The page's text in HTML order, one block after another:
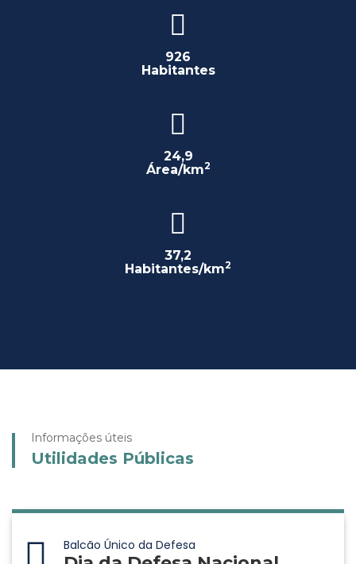
926
Habitantes
24,9
Área/km2
37,2
Habitantes/km2
Informações úteis
Utilidades Públicas
Balcão Único da Defesa